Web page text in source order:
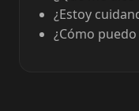
¿Estoy
¿Cómo